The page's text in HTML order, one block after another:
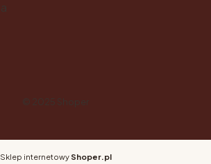
Sklep internetowy Shoper.pl